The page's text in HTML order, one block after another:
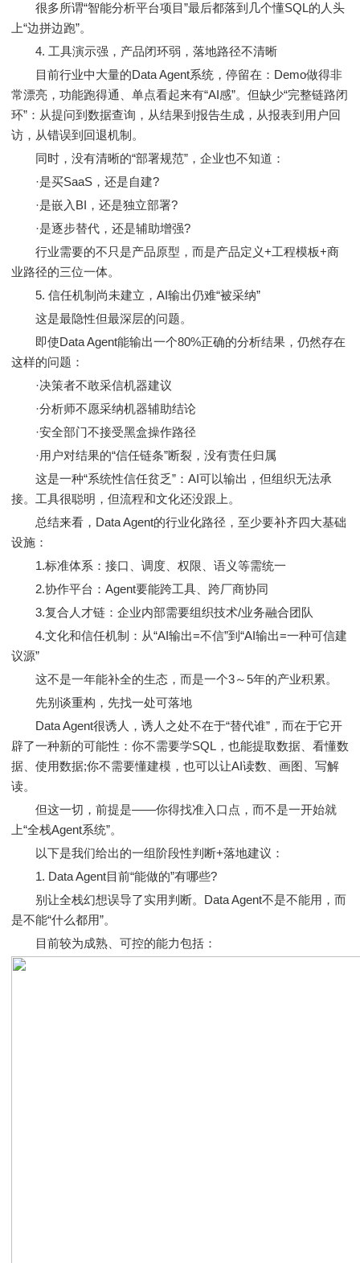
很多所谓“智能分析平台项目”最后都落到几个懂SQL的人头
上“边拼边跑”。
4. 工具演示强，产品闭环弱，落地路径不清晰
目前行业中大量的Data Agent系统，停留在：Demo做得非
常漂亮，功能跑得通、单点看起来有“AI感”。但缺少“完整链路闭
环”：从提问到数据查询，从结果到报告生成，从报表到用户回
访，从错误到回退机制。
同时，没有清晰的“部署规范”，企业也不知道：
·是买SaaS，还是自建?
·是嵌入BI，还是独立部署?
·是逐步替代，还是辅助增强?
行业需要的不只是产品原型，而是产品定义+工程模板+商
业路径的三位一体。
5. 信任机制尚未建立，AI输出仍难“被采纳”
这是最隐性但最深层的问题。
即使Data Agent能输出一个80%正确的分析结果，仍然存在
这样的问题：
·决策者不敢采信机器建议
·分析师不愿采纳机器辅助结论
·安全部门不接受黑盒操作路径
·用户对结果的“信任链条”断裂，没有责任归属
这是一种“系统性信任贫乏”：AI可以输出，但组织无法承
接。工具很聪明，但流程和文化还没跟上。
总结来看，Data Agent的行业化路径，至少要补齐四大基础
设施：
1.标准体系：接口、调度、权限、语义等需统一
2.协作平台：Agent要能跨工具、跨厂商协同
3.复合人才链：企业内部需要组织技术/业务融合团队
4.文化和信任机制：从“AI输出=不信”到“AI输出=一种可信建
议源”
这不是一年能补全的生态，而是一个3～5年的产业积累。
先别谈重构，先找一处可落地
Data Agent很诱人，诱人之处不在于“替代谁”，而在于它开
辟了一种新的可能性：你不需要学SQL，也能提取数据、看懂数
据、使用数据;你不需要懂建模，也可以让AI读数、画图、写解
读。
但这一切，前提是——你得找准入口点，而不是一开始就
上“全栈Agent系统”。
以下是我们给出的一组阶段性判断+落地建议：
1. Data Agent目前“能做的”有哪些?
别让全栈幻想误导了实用判断。Data Agent不是不能用，而
是不能“什么都用”。
目前较为成熟、可控的能力包括：